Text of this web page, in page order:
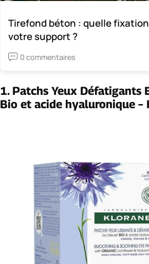
Tirefond béton : quelle
votre support ?
0 commentaires
1. Patchs Yeux Défatigants
Bio et acide hyaluronique –